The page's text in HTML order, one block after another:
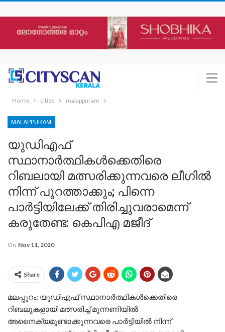
Home cities malappuram
MALAPPURAM
യുഡിഎഫ്
സ്ഥാനാര്‍ത്ഥികള്‍ക്കെതിരെ
റിബലായി മത്സരിക്കുന്നവരെ ലീഗില്‍
നിന്ന് പുറത്താക്കും; പിന്നെ
പാര്‍ട്ടിയിലേക്ക് തിരിച്ചുവരാമെന്ന്
കരുതേണ്ട: കെപിഎ മജീദ്
On Nov 11, 2020
Share
മലപ്പുറം: യുഡിഎഫ് സ്ഥാനാര്‍ത്ഥികള്‍ക്കെതിരെ
റിബലുകളായി മത്സരിച്ച് മുന്നണിയില്‍
അനൈക്യമുണ്ടാക്കുന്നവരെ പാര്‍ട്ടിയില്‍ നിന്ന്